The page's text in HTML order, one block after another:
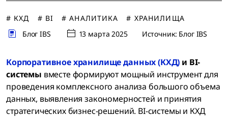
# КХД # BI # АНАЛИТИКА
# ХРАНИЛИЩА
Блог IBS
13 марта 2025 Источник: Блог IBS
Корпоративное хранилище данных (КХД) и BI-
системы вместе формируют мощный инструмент для
проведения комплексного анализа большого объема
данных, выявления закономерностей и принятия
стратегических бизнес-решений. BI-системы и КХД